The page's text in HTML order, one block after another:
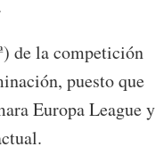
de la competición
puesto que
Europa League y